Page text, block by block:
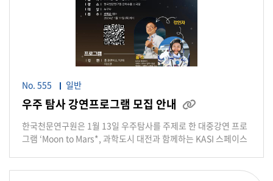
No. 555 일반
우주 탐사 강연프로그램 모집 안내
한국천문연구원은 1월 13일 우주탐사를 주제로 한 대중강연 프로
그램 ‘Moon to Mars*, 과학도시 대전과 함께하는 KASI 스페이스